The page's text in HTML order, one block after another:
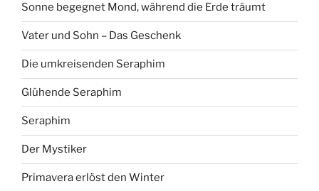
Sonne begegnet Mond, während die Erde träumt
Vater und Sohn – Das Geschenk
Die umkreisenden Seraphim
Glühende Seraphim
Seraphim
Der Mystiker
Primavera erlöst den Winter